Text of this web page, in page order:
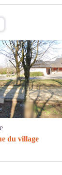
du village